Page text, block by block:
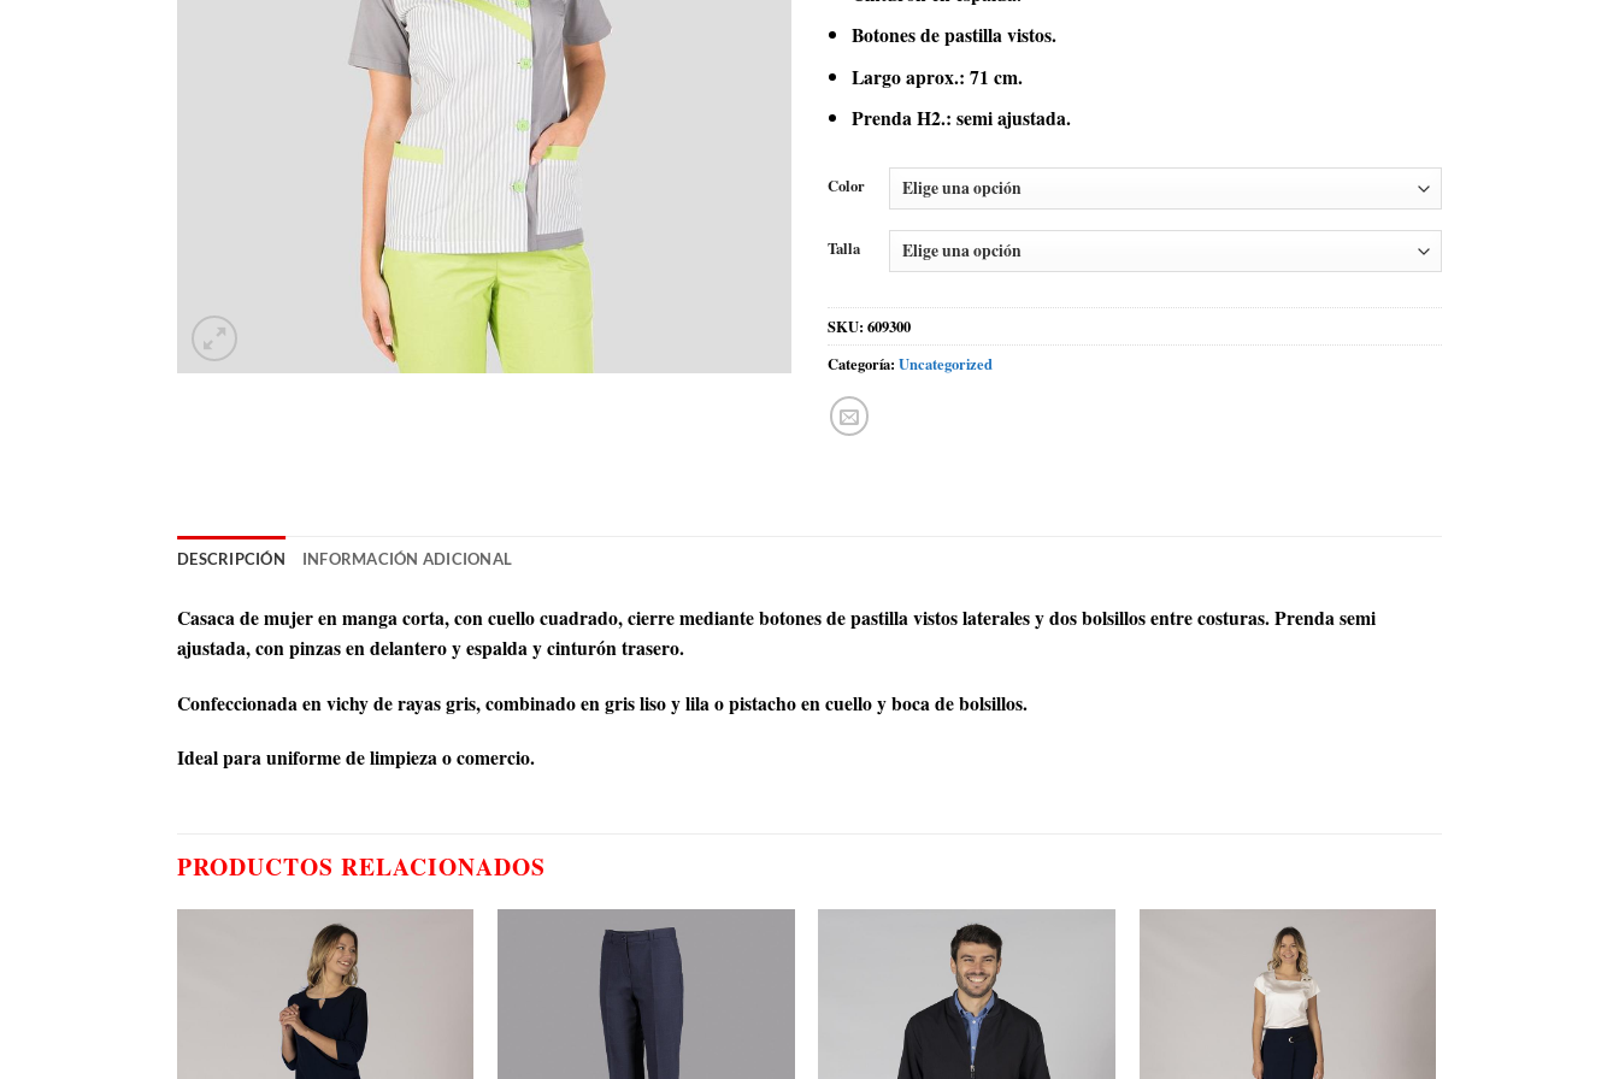
Botones de pastilla vistos.
Largo aprox.: 71 cm.
Prenda H2.: semi ajustada.
Color
Talla
SKU: 609300
Categoría: Uncategorized
DESCRIPCIÓN INFORMACIÓN ADICIONAL
Casaca de mujer en manga corta, con cuello cuadrado, cierre mediante botones de pastilla vistos laterales y dos bolsillos entre costuras. Prenda semi
ajustada, con pinzas en delantero y espalda y cinturón trasero.
Confeccionada en vichy de rayas gris, combinado en gris liso y lila o pistacho en cuello y boca de bolsillos.
Ideal para uniforme de limpieza o comercio.
PRODUCTOS RELACIONADOS